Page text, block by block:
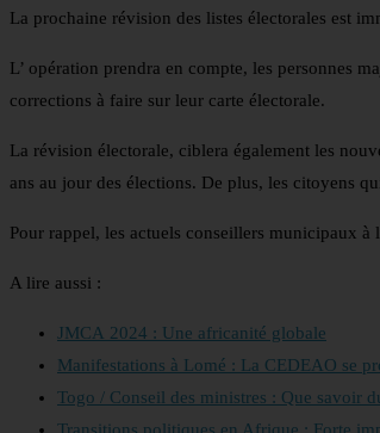
La prochaine révision des listes électorales est
L’ opération prendra en compte, les personnes
corrections à faire sur leur carte électorale.
La révision électorale, ciblera également les
ans au jour des élections. De plus, les citoyens
Pour rappel, les actuels conseillers municipaux à
A lire aussi :
JMCA 2024 : Une africanité globale
Manifestations à Lomé : La CEDEAO se
Togo / Conseil des ministres : Que savoir